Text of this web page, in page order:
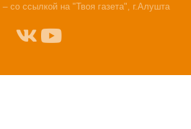
со ссылкой на "Твоя газета", г.Алушта